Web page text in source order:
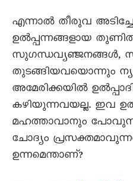
എന്നാൽ തീരുവ
ഉൽപ്പന്നങ്ങളായ
സുഗന്ധവ്യഞ്ജനങ്ങൾ,
തുടങ്ങിയവയൊന്നും
അമേരിക്കയിൽ
കഴിയുന്നവയല്ല. ഇവ
മഹത്താവാനും
ചോദ്യം
ഉന്നമെന്താണ്?